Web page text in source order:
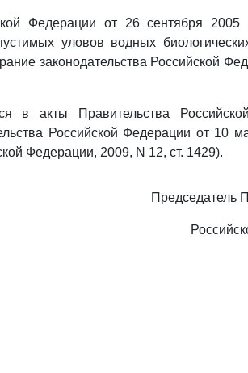
Федерации от 26 сентября
уловов водных
законодательства Российской
в акты Правительства
Российской Федерации от 10
Федерации, 2009, N 12, ст. 1429).
Председатель